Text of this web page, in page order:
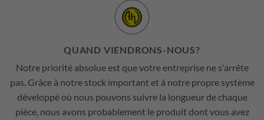
QUAND VIENDRONS-NOUS?
Notre priorité absolue est que votre entreprise ne s'arrête
pas. Grâce à notre stock important et à notre propre système
développé où nous pouvons suivre la longueur de chaque
pièce, nous avons probablement le produit dont vous avez